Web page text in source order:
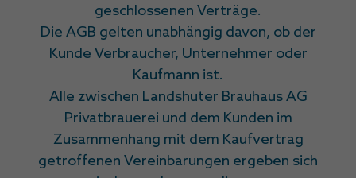
geschlossenen Verträge.
Die AGB gelten unabhängig davon, ob der
Kunde Verbraucher, Unternehmer oder
Kaufmann ist.
Alle zwischen Landshuter Brauhaus AG
Privatbrauerei und dem Kunden im
Zusammenhang mit dem Kaufvertrag
getroffenen Vereinbarungen ergeben sich